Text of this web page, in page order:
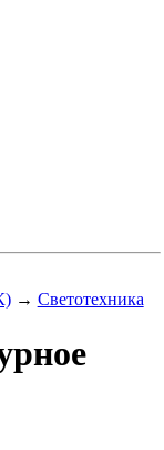
→ Светотехника